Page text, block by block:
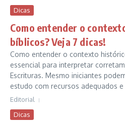
Dicas
Como entender o
bíblicos? Veja 7 dicas!
Como entender o contexto
essencial para interpretar
Escrituras. Mesmo iniciantes
estudo com recursos adequados e
Editorial
Dicas